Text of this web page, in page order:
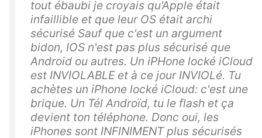
tout ébaubi je croyais qu'Apple était
infaillible et que leur OS était archi
sécurisé Sauf que c'est un argument
bidon, IOS n'est pas plus sécurisé que
Android ou autres. Un iPHone locké iCloud
est INVIOLABLE et à ce jour INVIOLé. Tu
achètes un iPhone locké iCloud: c'est une
brique. Un Tél Androïd, tu le flash et ça
devient ton téléphone. Donc oui, les
iPhones sont INFINIMENT plus sécurisés